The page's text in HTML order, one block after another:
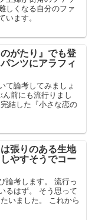
しくなる自分のファ
います。
のがたり』でも登
ンツにアラフィ
て論考してみましょ
前にも流行りまし
結した『小さな恋の
張りのある生地
やすそうでコー
論考します。 流行っ
るはず。 そう思って
いました。 これから